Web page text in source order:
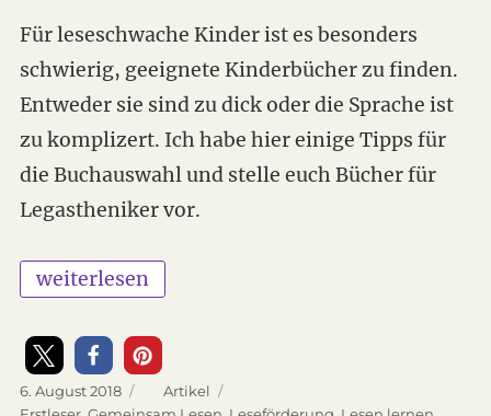
Für leseschwache Kinder ist es besonders
schwierig, geeignete Kinderbücher zu finden.
Entweder sie sind zu dick oder die Sprache ist
zu komplizert. Ich habe hier einige Tipps für
die Buchauswahl und stelle euch Bücher für
Legastheniker vor.
„Welche Bücher sind für Kinder mit
weiterlesen
Veröffentlicht
6. August 2018 Kategorien
Artikel